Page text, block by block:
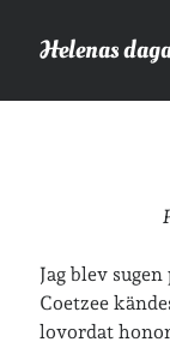
Helenas
Jag blev
Coetzee
lovordat